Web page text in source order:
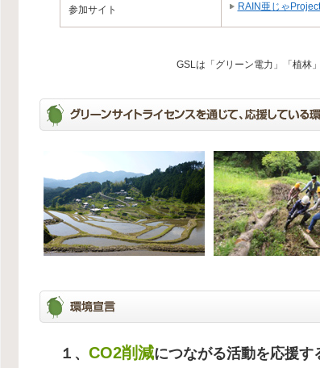
参加サイト RAIN亜じゃProject
GSLは「グリーン電力」「植林
１、 CO2削減につながる活動を応援す